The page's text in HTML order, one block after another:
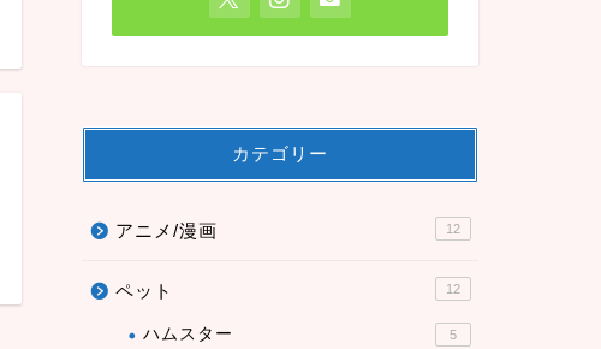
カテゴリー
アニメ/漫画 12
ペット 12
ハムスター 5